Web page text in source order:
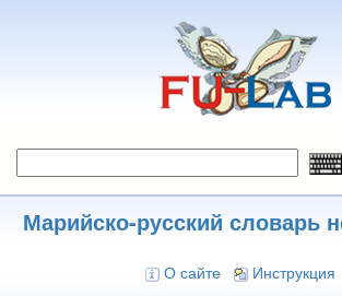
Марийско-русский словарь
О сайте Инструкция